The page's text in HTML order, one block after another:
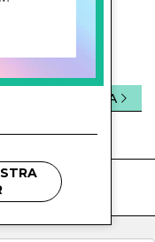
privacy.
INVIA
kids